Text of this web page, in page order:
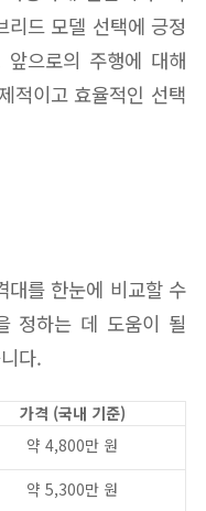
드 모델 선택에 긍정
으로의 주행에 대해
적이고 효율적인 선택
대를 한눈에 비교할 수
정하는 데 도움이 될
다.
가격 (국내 기준)
약 4,800만 원
약 5,300만 원